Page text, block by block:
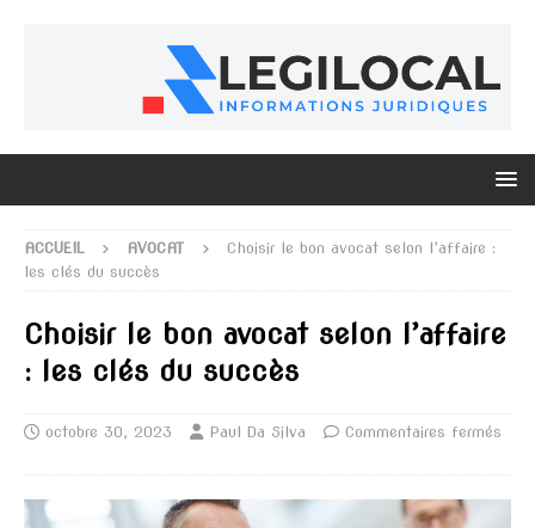
ACCUEIL AVOCAT
Choisir le bon avocat selon l’affaire :
les clés du succès
Choisir le bon avocat selon l’affaire
: les clés du succès
octobre 30, 2023 Paul Da Silva Commentaires fermés